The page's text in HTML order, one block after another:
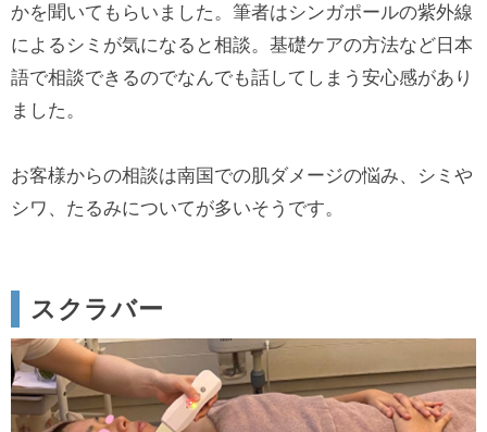
かを聞いてもらいました。筆者はシンガポールの紫外線
によるシミが気になると相談。基礎ケアの方法など日本
語で相談できるのでなんでも話してしまう安心感があり
ました。
お客様からの相談は南国での肌ダメージの悩み、シミや
シワ、たるみについてが多いそうです。
スクラバー